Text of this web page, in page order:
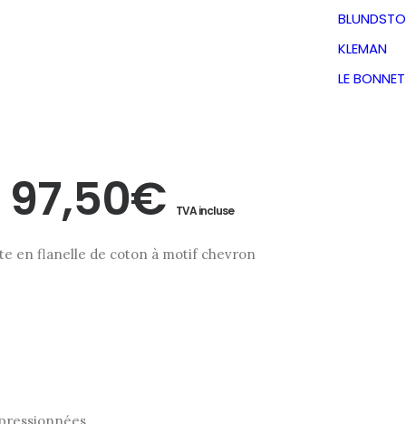
KLEMAN
LE
Le
prix
97,50€Le
prix
TVA incluse
en flanelle de coton à motif chevron